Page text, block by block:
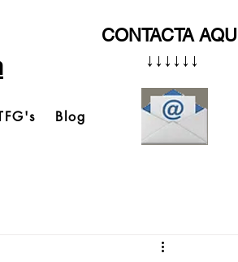
CONTACTA AQUÍ
↓↓↓↓↓↓
Blog